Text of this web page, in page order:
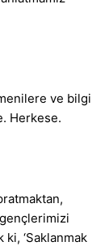
ve bilgi
Herkese.
‘Saklanmak